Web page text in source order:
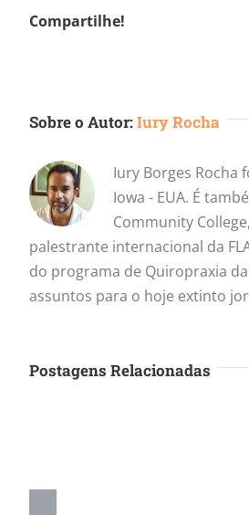
Compartilhe!
Sobre o Autor:Iury Rocha
Iury Borges Rocha
Iowa - EUA. É
Community
palestrante internacional da
do programa de Quiropraxia
assuntos para o hoje extinto
Postagens Relacionadas